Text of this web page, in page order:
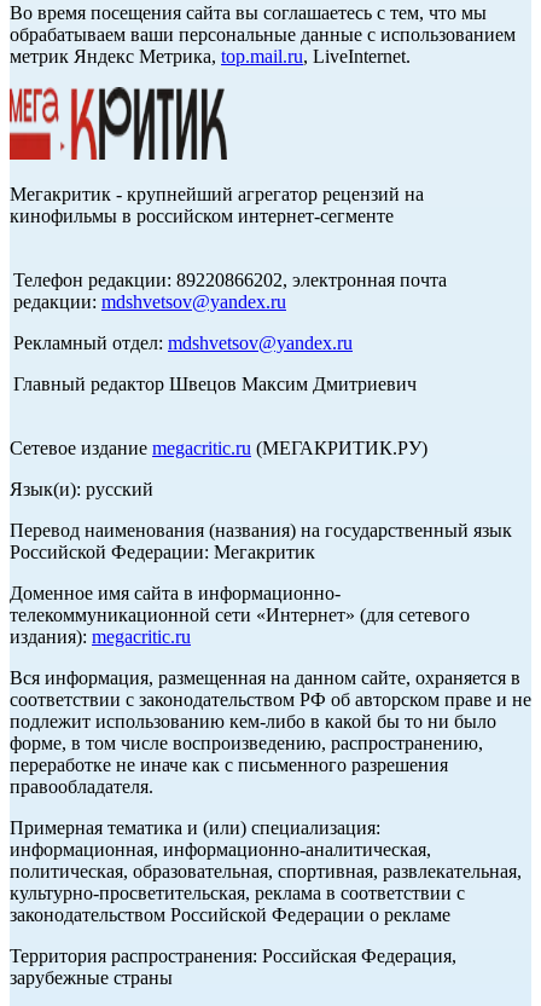
Во время посещения сайта вы соглашаетесь с тем, что мы
обрабатываем ваши персональные данные с использованием
метрик Яндекс Метрика, top.mail.ru, LiveInternet.
Мегакритик - крупнейший агрегатор рецензий на
кинофильмы в российском интернет-сегменте
Телефон редакции: 89220866202, электронная почта
редакции: mdshvetsov@yandex.ru
Рекламный отдел: mdshvetsov@yandex.ru
Главный редактор Швецов Максим Дмитриевич
Сетевое издание megacritic.ru (МЕГАКРИТИК.РУ)
Язык(и): русский
Перевод наименования (названия) на государственный язык
Российской Федерации: Мегакритик
Доменное имя сайта в информационно-
телекоммуникационной сети «Интернет» (для сетевого
издания): megacritic.ru
Вся информация, размещенная на данном сайте, охраняется в
соответствии с законодательством РФ об авторском праве и не
подлежит использованию кем-либо в какой бы то ни было
форме, в том числе воспроизведению, распространению,
переработке не иначе как с письменного разрешения
правообладателя.
Примерная тематика и (или) специализация:
информационная, информационно-аналитическая,
политическая, образовательная, спортивная, развлекательная,
культурно-просветительская, реклама в соответствии с
законодательством Российской Федерации о рекламе
Территория распространения: Российская Федерация,
зарубежные страны